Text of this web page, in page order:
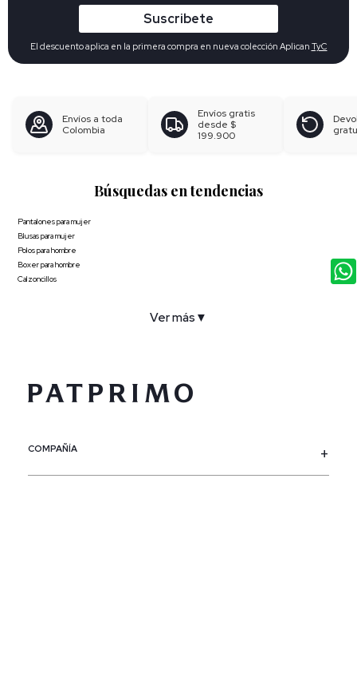
Suscribete
El descuento aplica en la primera compra en nueva colección Aplican TyC
Envíos a toda
Colombia
Envíos gratis
desde $
199.900
Búsquedas en tendencias
Pantalones para mujer
Blusas para mujer
Polos para hombre
Boxer para hombre
Calzoncillos
Ver más ▼
COMPAÑÍA